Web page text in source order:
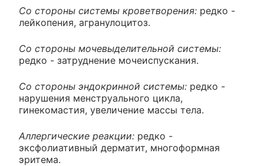
Со стороны системы кроветворения: редко -
лейкопения, агранулоцитоз.
Со стороны мочевыделительной системы:
редко - затруднение мочеиспускания.
Со стороны эндокринной системы: редко -
нарушения менструального цикла,
гинекомастия, увеличение массы тела.
Аллергические реакции: редко -
эксфолиативный дерматит, многоформная
эритема.